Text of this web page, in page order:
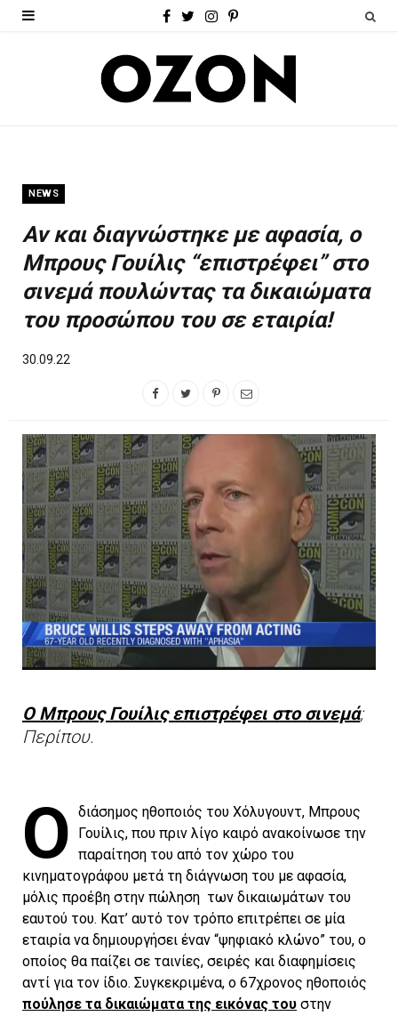
F
k
T
i
I
a
m
P
s
t
NEWS
Αν και διαγνώστηκε με αφασία, ο
Μπρους Γουίλις “επιστρέφει” στο
σινεμά πουλώντας τα δικαιώματα
του προσώπου του σε εταιρία!
30.09.22
Ο Μπρους Γουίλις επιστρέφει στο σινεμά;
Περίπου.
Ο διάσημος ηθοποιός του Χόλυγουντ, Μπρους
Γουίλις, που πριν λίγο καιρό ανακοίνωσε την
παραίτηση του από τον χώρο του
κινηματογράφου μετά τη διάγνωση του με αφασία,
μόλις προέβη στην πώληση των δικαιωμάτων του
εαυτού του. Κατ’ αυτό τον τρόπο επιτρέπει σε μία
εταιρία να δημιουργήσει έναν “ψηφιακό κλώνο” του, ο
οποίος θα παίζει σε ταινίες, σειρές και διαφημίσεις
αντί για τον ίδιο. Συγκεκριμένα, ο 67χρονος ηθοποιός
πούλησε τα δικαιώματα της εικόνας του στην